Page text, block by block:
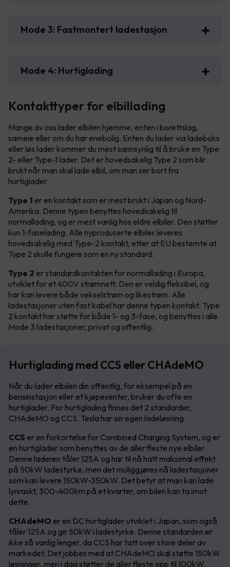
Mode 3: Fastmontert ladestasjon
Mode 4: Hurtiglading
Kontakttyper for elbillading
Mange av oss lader elbilen hjemme, enten i borettslag,
sameie eller om du har enebolig. Enten du lader via ladeboks
eller løs lader kommer du mest sannsynlig til å bruke en Type
2- eller Type-1 lader. Det er hovedsakelig Type 2 som blir
brukt når man skal lade elbil, om man ser bort fra
hurtiglader.
Type 1 er en kontakt som er mest brukt i Japan og Nord-
Amerika. Denne typen benyttes hovedsakelig til
normallading, og er mest vanlig hos eldre elbiler. Den støtter
kun 1-faselading. Alle nyproduserte elbiler leveres
hovedsakelig med Type-2 kontakt, etter at EU bestemte at
Type 2 skulle fungere som en ny standard.
Type 2 er standardkontakten for normallading i Europa,
utviklet for et 400V strømnett. Den er veldig fleksibel, og
har kan levere både vekselstrøm og likestrøm. Alle
ladestasjoner uten fast kabel har denne typen kontakt. Type
2 kontakt har støtte for både 1- og 3-fase, og benyttes i alle
Mode 3 ladestasjoner, privat og offentlig.
Hurtiglading med CCS eller CHAdeMO
Når du lader elbilen din offentlig, for eksempel på en
bensinstasjon eller et kjøpesenter, bruker du ofte en
hurtiglader. For hurtiglading finnes det 2 standarder,
CHAdeMO og CCS. Tesla har sin egen ladeløsning.
CCS er en forkortelse for Combined Charging System, og er
en hurtiglader som benyttes av de aller fleste nye elbiler.
Denne laderen tåler 125A og har til nå hatt maksimal effekt
på 50kW ladestyrke, men det muliggjøres nå ladestasjoner
som kan levere 150kW-350kW. Det betyr at man kan lade
lynraskt, 300-400km på et kvarter, om bilen kan ta imot
dette.
CHAdeMO er en DC hurtiglader utviklet i Japan, som også
tåler 125A og gir 50kW i ladestyrke. Denne standarden er
ikke så vanlig lenger, da CCS har tatt over store deler av
markedet. Det jobbes med at CHAdeMO skal støtte 150kW
løsninger, men i dag støtter de aller fleste opp til 100kW.